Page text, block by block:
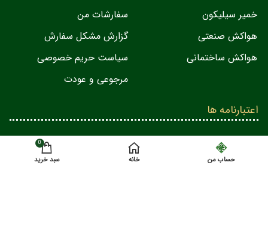
خمیر سیلیکون
هواکش صنعتی
هواکش ساختمانی
سفارشات من
گزارش مشکل سفارش
سیاست حریم خصوصی
مرجوعی و عودت
اعتبارنامه ها
حساب من خانه
0
سبد خرید